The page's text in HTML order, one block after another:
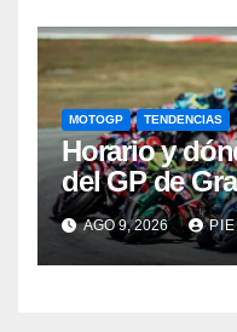
MOTOGP TENDENCIAS
Horario y
del GP de
MotoGP
defiende el
Silverstone
AGO 9, 2026